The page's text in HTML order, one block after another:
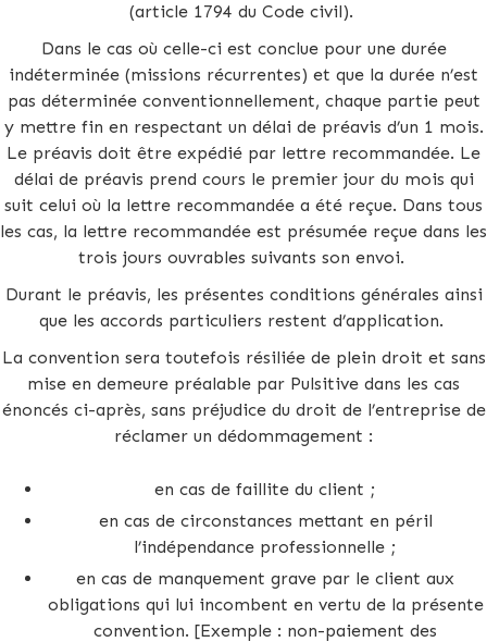
(article 1794 du Code civil).
Dans le cas où celle-ci est conclue pour une durée
indéterminée (missions récurrentes) et que la durée n’est
pas déterminée conventionnellement, chaque partie peut
y mettre fin en respectant un délai de préavis d’un 1 mois.
Le préavis doit être expédié par lettre recommandée. Le
délai de préavis prend cours le premier jour du mois qui
suit celui où la lettre recommandée a été reçue. Dans tous
les cas, la lettre recommandée est présumée reçue dans les
trois jours ouvrables suivants son envoi.
Durant le préavis, les présentes conditions générales ainsi
que les accords particuliers restent d’application.
La convention sera toutefois résiliée de plein droit et sans
mise en demeure préalable par Pulsitive dans les cas
énoncés ci-après, sans préjudice du droit de l’entreprise de
réclamer un dédommagement :
en cas de faillite du client ;
en cas de circonstances mettant en péril
l’indépendance professionnelle ;
en cas de manquement grave par le client aux
obligations qui lui incombent en vertu de la présente
convention. [Exemple : non-paiement des